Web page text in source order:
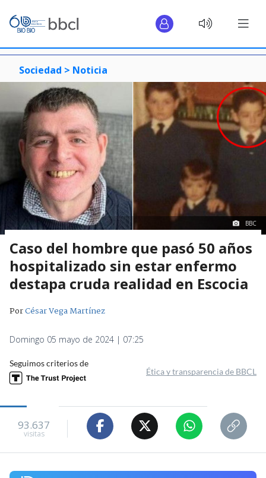
Sociedad > Noticia
BBC
Caso del hombre que pasó 50 años
hospitalizado sin estar enfermo
destapa cruda realidad en Escocia
PorCésar Vega Martínez
Domingo 05 mayo de 2024 | 07:25
Seguimos criterios de
Ética y transparencia de BBCL
93.637
visitas